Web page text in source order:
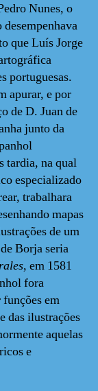
Nunes, o
que Luís Jorge
portuguesas.
apurar, e por
de D. Juan de
junto da
tardia, na qual
especializado
trabalhara
mapas
de um
Borja seria
, em 1581
fora
funções em
das ilustrações
aquelas
e